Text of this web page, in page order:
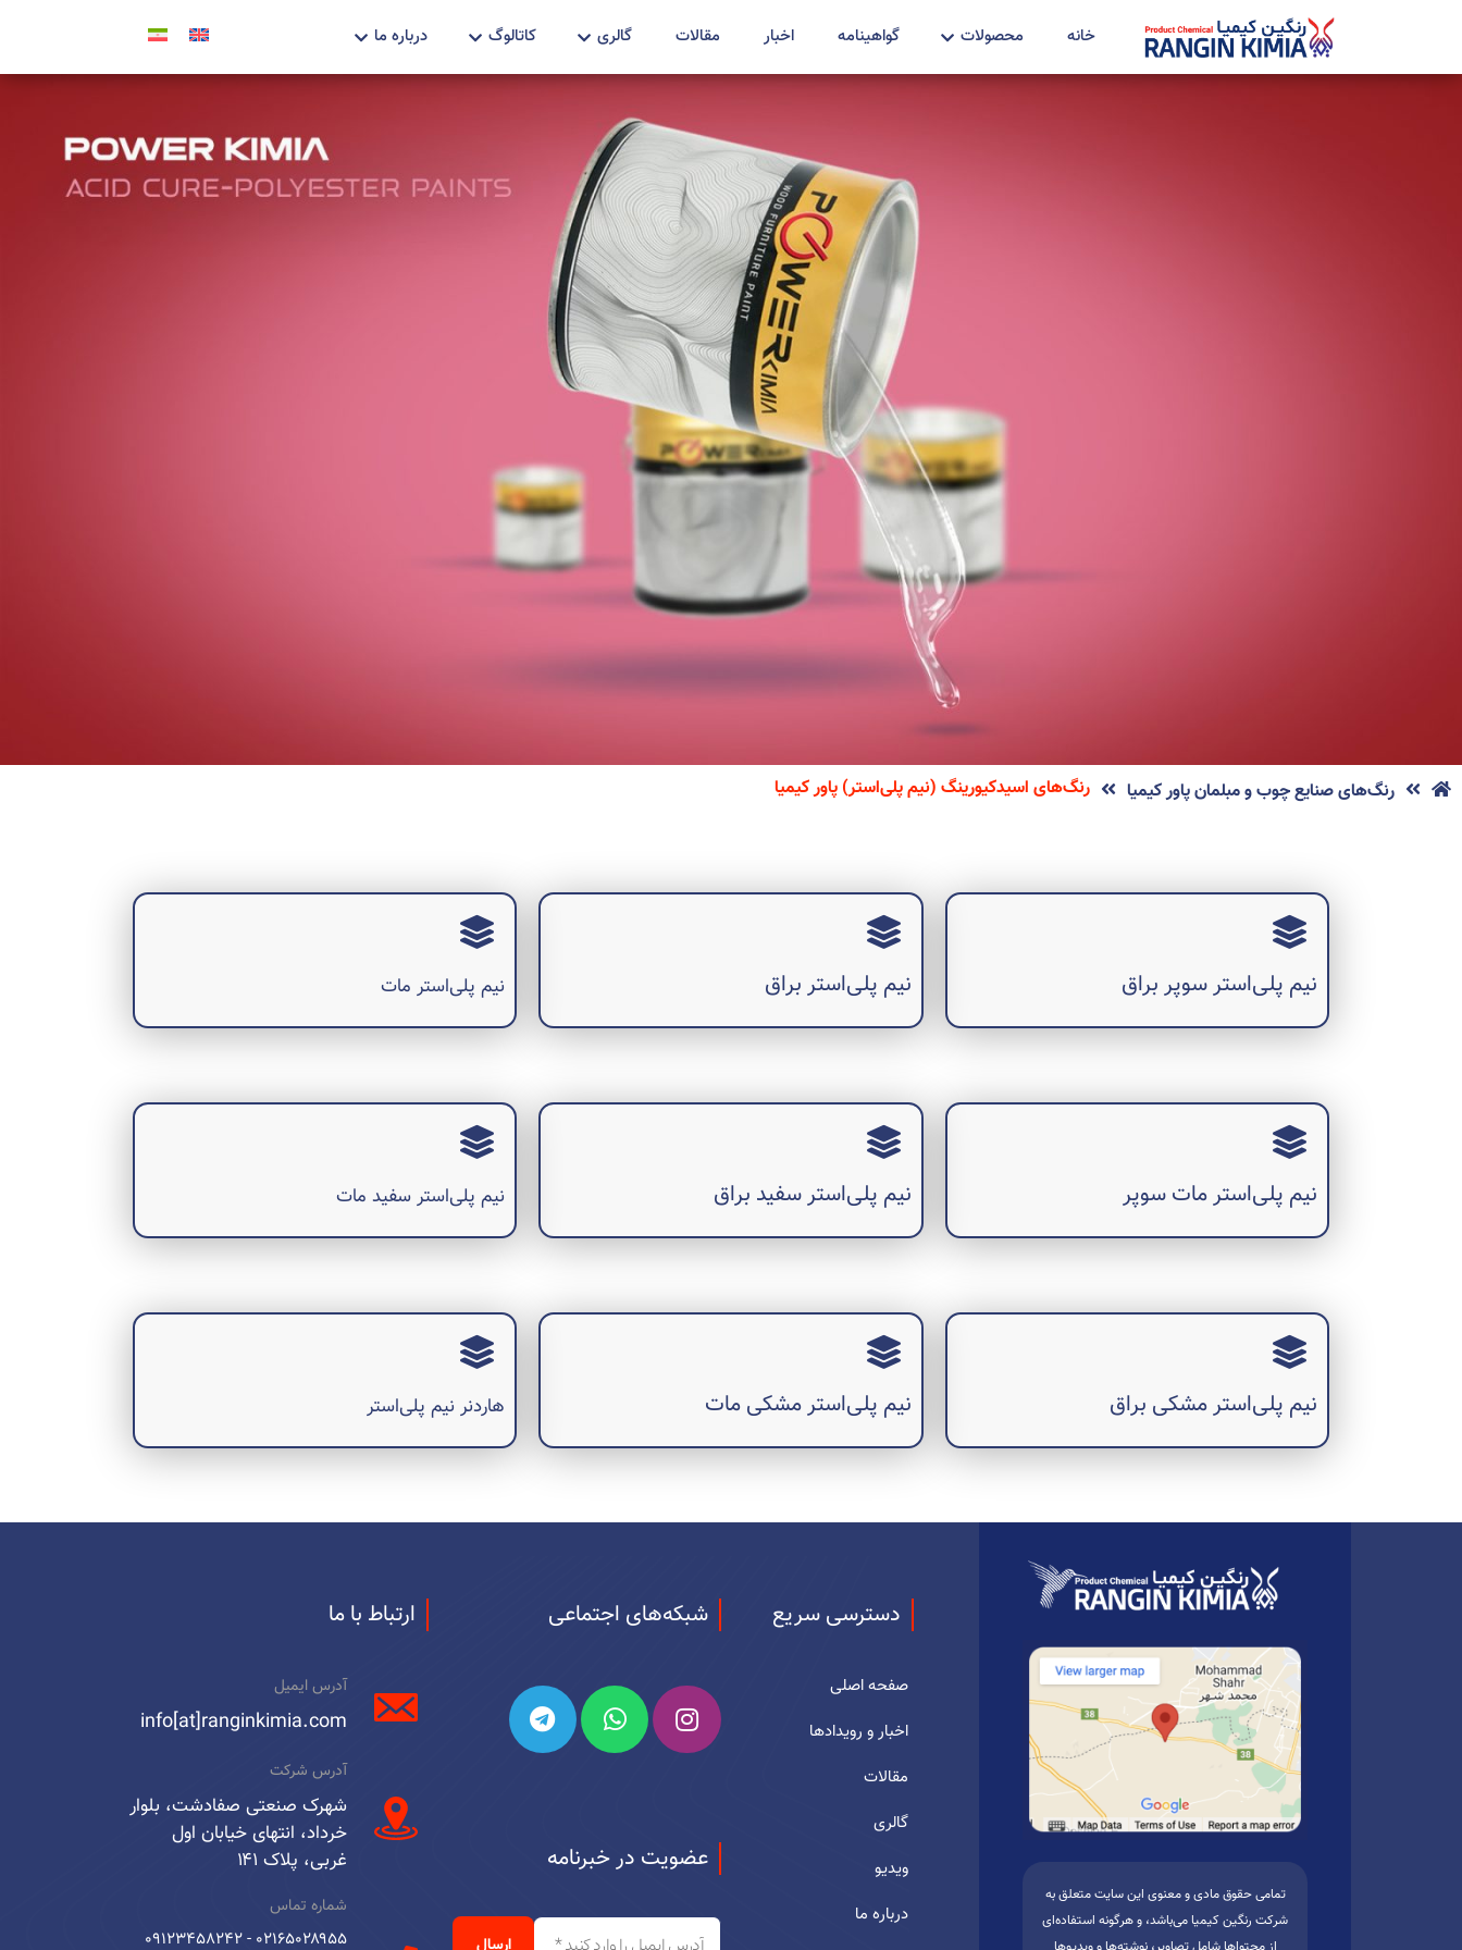
خانه محصولات گواهینامه اخبار مقالات گالری کاتالوگ درباره ما
رنگ‌های صنایع چوب و مبلمان پاور کیمیا رنگ‌های اسیدکیورینگ (نیم پلی‌استر) پاور کیمیا
نیم پلی‌استر سوپر براق نیم پلی‌استر براق نیم پلی‌استر مات
نیم پلی‌استر مات سوپر نیم پلی‌استر سفید براق نیم پلی‌استر سفید مات
نیم پلی‌استر مشکی براق نیم پلی‌استر مشکی مات هاردنر نیم پلی‌استر
تمامی حقوق مادی و معنوی این سایت متعلق به
شرکت رنگین کیمیا می‌باشد، و هرگونه استفاده‌ای
دسترسی سریع
صفحه اصلی
اخبار و رویدادها
مقالات
گالری
ویدیو
درباره ما
شبکه‌های اجتماعی
عضویت در خبرنامه
آدرس
ارتباط با ما
آدرس ایمیل
info[at]ranginkimia.com
آدرس شرکت
شهرک صنعتی صفادشت، بلوار
خرداد، انتهای خیابان اول
غربی، پلاک ۱۴۱
شماره تماس
۰۲۱۶۵۰۲۸۹۵۵ - ۰۹۱۲۳۴۵۸۲۴۲